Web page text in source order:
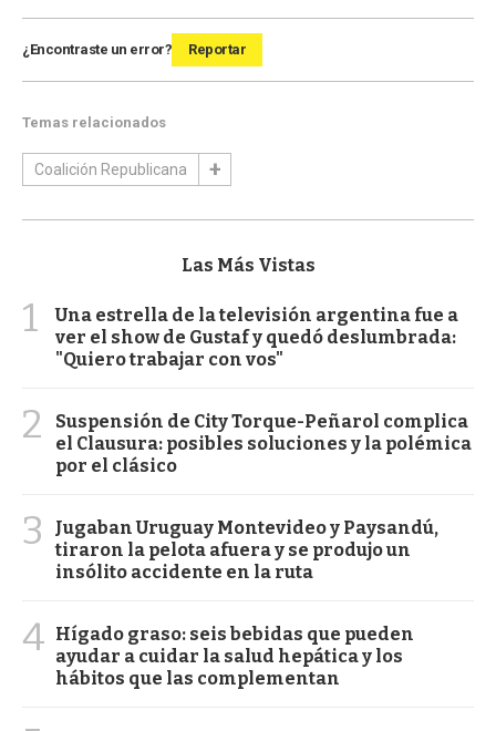
¿Encontraste un error? Reportar
Temas relacionados
Coalición Republicana
Las Más Vistas
1
Una estrella de la televisión argentina fue a
ver el show de Gustaf y quedó deslumbrada:
"Quiero trabajar con vos"
2
Suspensión de City Torque-Peñarol complica
el Clausura: posibles soluciones y la polémica
por el clásico
3
Jugaban Uruguay Montevideo y Paysandú,
tiraron la pelota afuera y se produjo un
insólito accidente en la ruta
4 Hígado graso: seis bebidas que pueden
ayudar a cuidar la salud hepática y los
hábitos que las complementan